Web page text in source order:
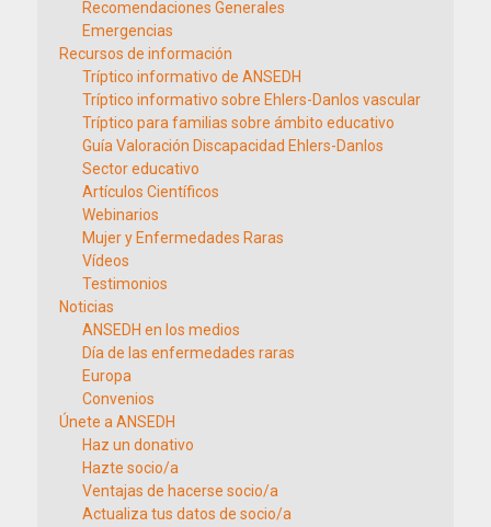
Recomendaciones Generales
Emergencias
Recursos de información
Tríptico informativo de ANSEDH
Tríptico informativo sobre Ehlers-Danlos vascular
Tríptico para familias sobre ámbito educativo
Guía Valoración Discapacidad Ehlers-Danlos
Sector educativo
Artículos Científicos
Webinarios
Mujer y Enfermedades Raras
Vídeos
Testimonios
Noticias
ANSEDH en los medios
Día de las enfermedades raras
Europa
Convenios
Únete a ANSEDH
Haz un donativo
Hazte socio/a
Ventajas de hacerse socio/a
Actualiza tus datos de socio/a